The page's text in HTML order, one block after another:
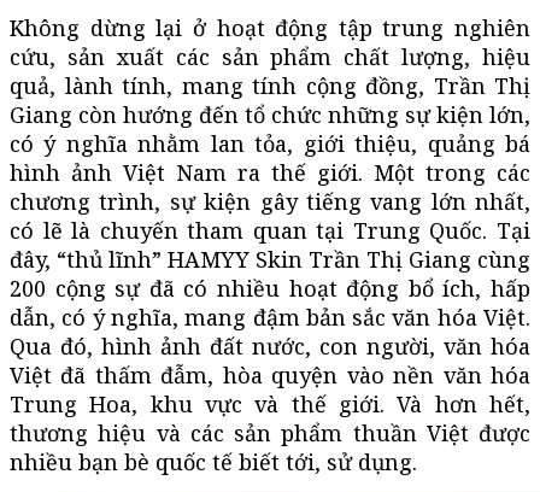
Không dừng lại ở hoạt động tập trung nghiên
cứu, sản xuất các sản phẩm chất lượng, hiệu
quả, lành tính, mang tính cộng đồng, Trần Thị
Giang còn hướng đến tổ chức những sự kiện lớn,
có ý nghĩa nhằm lan tỏa, giới thiệu, quảng bá
hình ảnh Việt Nam ra thế giới. Một trong các
chương trình, sự kiện gây tiếng vang lớn nhất,
có lẽ là chuyến tham quan tại Trung Quốc. Tại
đây, “thủ lĩnh” HAMYY Skin Trần Thị Giang cùng
200 cộng sự đã có nhiều hoạt động bổ ích, hấp
dẫn, có ý nghĩa, mang đậm bản sắc văn hóa Việt.
Qua đó, hình ảnh đất nước, con người, văn hóa
Việt đã thấm đẫm, hòa quyện vào nền văn hóa
Trung Hoa, khu vực và thế giới. Và hơn hết,
thương hiệu và các sản phẩm thuần Việt được
nhiều bạn bè quốc tế biết tới, sử dụng.